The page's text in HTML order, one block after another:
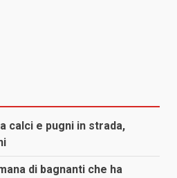
calci e pugni in strada,
di bagnanti che ha